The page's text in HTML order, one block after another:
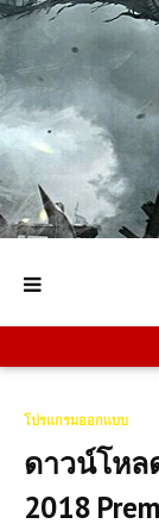
โปรแกรมออกแบบ
ดาวน์โหล
2018